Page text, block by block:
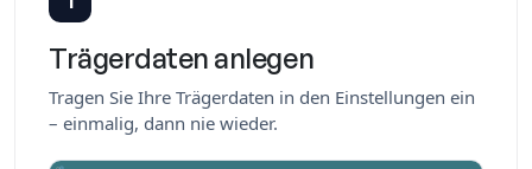
Trägerdaten anlegen
Tragen Sie Ihre Trägerdaten in den Einstellungen ein
– einmalig, dann nie wieder.